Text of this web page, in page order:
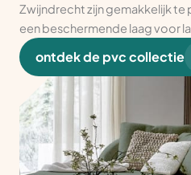
Zwijndrecht zijn gemakkelijk te
een beschermende laag voor
ontdek de pvc collectie